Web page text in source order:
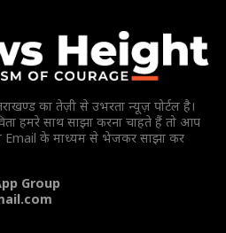
का तेज़ी से उभरता न्यूज़ पोर्टल है।
हमरे साथ साझा करना चाहते हैं तो आप
Email के माध्यम से भेजकर साझा कर
Group